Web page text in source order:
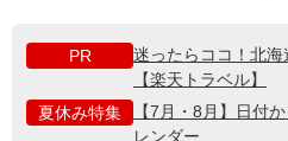
PR
迷ったらココ！北
【楽天トラベル】
夏休み特集
【7月・8月】日付
レンダー